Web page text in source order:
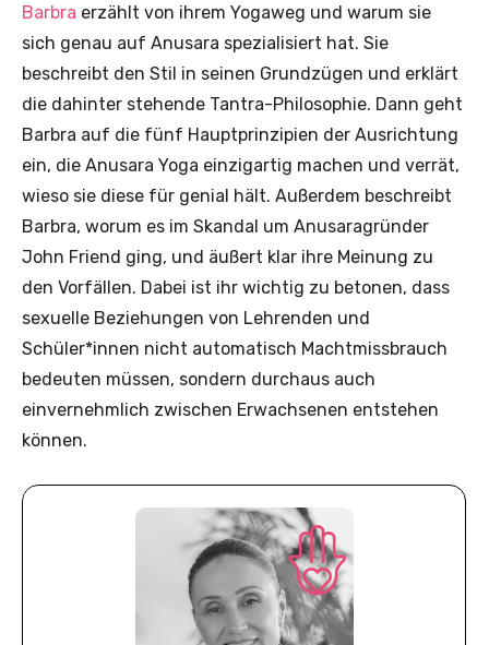
Barbra erzählt von ihrem Yogaweg und warum sie
sich genau auf Anusara spezialisiert hat. Sie
beschreibt den Stil in seinen Grundzügen und erklärt
die dahinter stehende Tantra-Philosophie. Dann geht
Barbra auf die fünf Hauptprinzipien der Ausrichtung
ein, die Anusara Yoga einzigartig machen und verrät,
wieso sie diese für genial hält. Außerdem beschreibt
Barbra, worum es im Skandal um Anusaragründer
John Friend ging, und äußert klar ihre Meinung zu
den Vorfällen. Dabei ist ihr wichtig zu betonen, dass
sexuelle Beziehungen von Lehrenden und
Schüler*innen nicht automatisch Machtmissbrauch
bedeuten müssen, sondern durchaus auch
einvernehmlich zwischen Erwachsenen entstehen
können.